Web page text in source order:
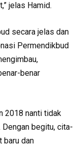
jelas Hamid.
secara jelas dan
Permendikbud
benar
2018 nanti tidak
Dengan begitu, cita-
baru dan